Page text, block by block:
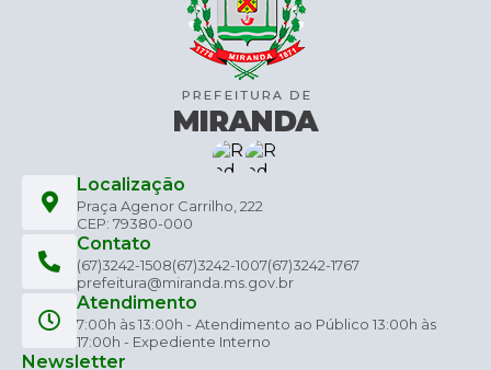
Localização
Praça Agenor Carrilho, 222
CEP: 79380-000
Contato
(67)3242-1508(67)3242-1007(67)3242-1767
prefeitura@miranda.ms.gov.br
Atendimento
7:00h às 13:00h - Atendimento ao Público 13:00h às
17:00h - Expediente Interno
Newsletter